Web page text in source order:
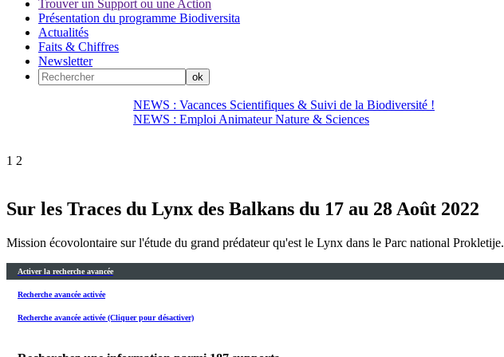
Trouver un Support ou une Action
Présentation du programme Biodiversita
Actualités
Faits & Chiffres
Newsletter
NEWS : Vacances Scientifiques & Suivi de la Biodiversité !
NEWS : Emploi Animateur Nature & Sciences
1 2
Sur les Traces du Lynx des Balkans du 17 au 28 Août 2022
Mission écovolontaire sur l'étude du grand prédateur qu'est le Lynx dans le Parc national Prokletije.
Activer la recherche avancée
Recherche avancée activée
Recherche avancée activée (Cliquer pour désactiver)